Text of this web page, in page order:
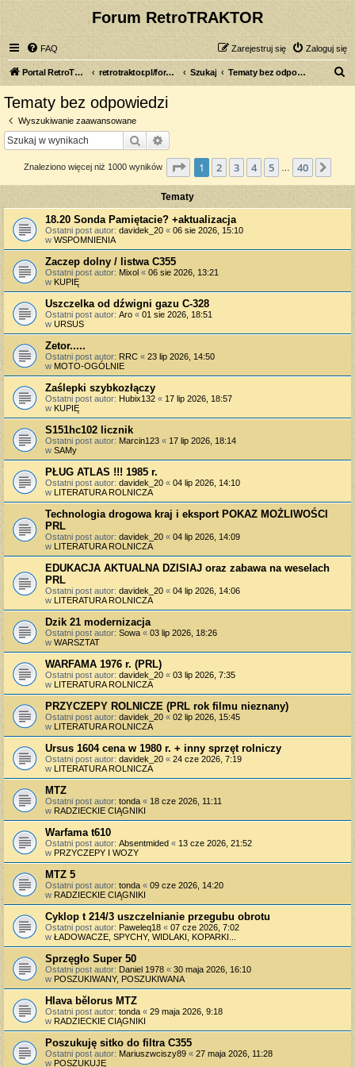
Forum RetroTRAKTOR
FAQ Zaloguj się
Zarejestruj się
Portal RetroTRAKTOR.pl retrotraktor.pl/forum Szukaj Tematy bez odpowiedzi
Tematy bez odpowiedzi
Wyszukiwanie zaawansowane
Szukaj
Znaleziono więcej niż 1000 wyników Strona z40
1 2 3 4 5 40
Tematy
18.20 Sonda Pamiętacie? +aktualizacja
Ostatni post autor: davidek_20 « 06 sie 2026, 15:10
w WSPOMNIENIA
Zaczep dolny / listwa C355
Ostatni post autor: Mixol « 06 sie 2026, 13:21
w KUPIĘ
Uszczelka od dźwigni gazu C-328
Ostatni post autor: Aro « 01 sie 2026, 18:51
w URSUS
Zetor.....
Ostatni post autor: RRC « 23 lip 2026, 14:50
w MOTO-OGÓLNIE
Zaślepki szybkozłączy
Ostatni post autor: Hubix132 « 17 lip 2026, 18:57
w KUPIĘ
S151hc102 licznik
Ostatni post autor: Marcin123 « 17 lip 2026, 18:14
w SAMy
PŁUG ATLAS !!! 1985 r.
Ostatni post autor: davidek_20 « 04 lip 2026, 14:10
w LITERATURA ROLNICZA
Technologia drogowa kraj i eksport POKAZ MOŻLIWOŚCI
PRL
Ostatni post autor: davidek_20 « 04 lip 2026, 14:09
w LITERATURA ROLNICZA
EDUKACJA AKTUALNA DZISIAJ oraz zabawa na weselach
PRL
Ostatni post autor: davidek_20 « 04 lip 2026, 14:06
w LITERATURA ROLNICZA
Dzik 21 modernizacja
Ostatni post autor: Sowa « 03 lip 2026, 18:26
w WARSZTAT
WARFAMA 1976 r. (PRL)
Ostatni post autor: davidek_20 « 03 lip 2026, 7:35
w LITERATURA ROLNICZA
PRZYCZEPY ROLNICZE (PRL rok filmu nieznany)
Ostatni post autor: davidek_20 « 02 lip 2026, 15:45
w LITERATURA ROLNICZA
Ursus 1604 cena w 1980 r. + inny sprzęt rolniczy
Ostatni post autor: davidek_20 « 24 cze 2026, 7:19
w LITERATURA ROLNICZA
MTZ
Ostatni post autor: tonda « 18 cze 2026, 11:11
w RADZIECKIE CIĄGNIKI
Warfama t610
Ostatni post autor: Absentmided « 13 cze 2026, 21:52
w PRZYCZEPY I WOZY
MTZ 5
Ostatni post autor: tonda « 09 cze 2026, 14:20
w RADZIECKIE CIĄGNIKI
Cyklop t 214/3 uszczelnianie przegubu obrotu
Ostatni post autor: Paweleq18 « 07 cze 2026, 7:02
w ŁADOWACZE, SPYCHY, WIDLAKI, KOPARKI...
Sprzęgło Super 50
Ostatni post autor: Daniel 1978 « 30 maja 2026, 16:10
w POSZUKIWANY, POSZUKIWANA
Hlava bělorus MTZ
Ostatni post autor: tonda « 29 maja 2026, 9:18
w RADZIECKIE CIĄGNIKI
Poszukuję sitko do filtra C355
Ostatni post autor: Mariuszwciszy89 « 27 maja 2026, 11:28
w POSZUKUJĘ